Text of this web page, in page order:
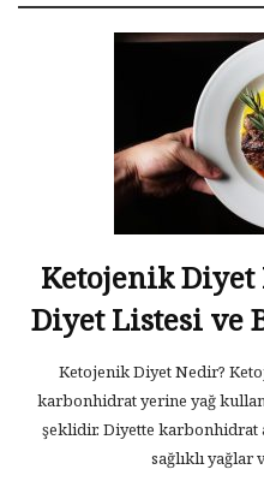
Ketojenik
Diyet Listesi ve
Ketojenik Diyet Nedir?
karbonhidrat yerine yağ
şeklidir. Diyette karbonhidrat
sağlıklı